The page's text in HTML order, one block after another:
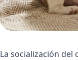
La socialización